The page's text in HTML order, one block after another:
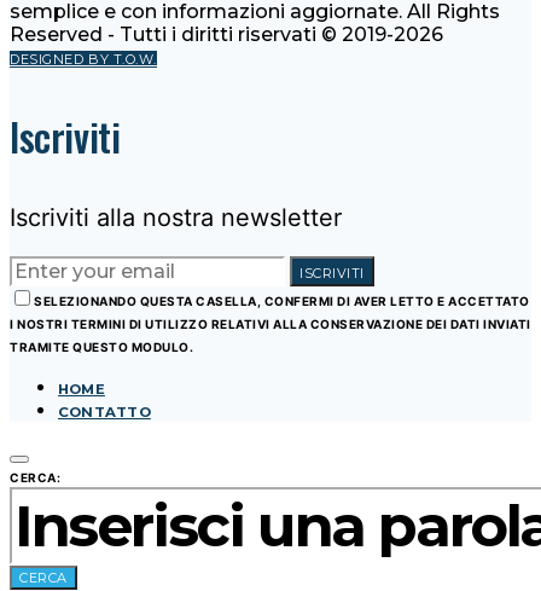
semplice e con informazioni aggiornate. All Rights
Reserved - Tutti i diritti riservati © 2019-2026
DESIGNED BY T.O.W.
Iscriviti
Iscriviti alla nostra newsletter
ISCRIVITI
SELEZIONANDO QUESTA CASELLA, CONFERMI DI AVER LETTO E ACCETTATO
I NOSTRI TERMINI DI UTILIZZO RELATIVI ALLA CONSERVAZIONE DEI DATI INVIATI
TRAMITE QUESTO MODULO.
HOME
CONTATTO
CERCA:
CERCA